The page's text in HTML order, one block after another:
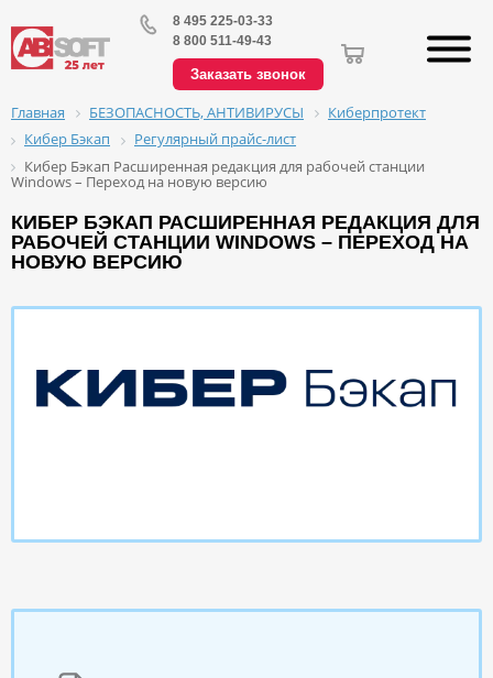
8 495 225-03-33
8 800 511-49-43
Заказать звонок
Главная БЕЗОПАСНОСТЬ, АНТИВИРУСЫ
Киберпротект
Кибер Бэкап
Регулярный прайс-лист
Кибер Бэкап Расширенная редакция для рабочей станции
Windows – Переход на новую версию
КИБЕР БЭКАП РАСШИРЕННАЯ РЕДАКЦИЯ ДЛЯ
РАБОЧЕЙ СТАНЦИИ WINDOWS – ПЕРЕХОД НА
НОВУЮ ВЕРСИЮ